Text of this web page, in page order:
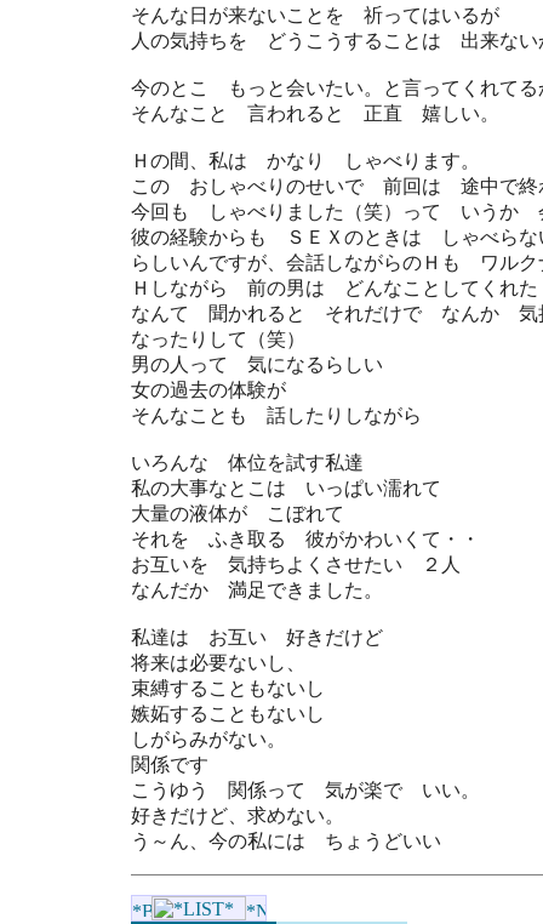
そんな日が来ないことを 祈ってはいるが
人の気持ちを どうこうすることは 出来ない
今のとこ もっと会いたい。と言ってくれてる
そんなこと 言われると 正直 嬉しい。
Ｈの間、私は かなり しゃべります。
この おしゃべりのせいで 前回は 途中で終
今回も しゃべりました（笑）って いうか
彼の経験からも ＳＥＸのときは しゃべらな
らしいんですが、会話しながらのＨも ワルク
Ｈしながら 前の男は どんなことしてくれた
なんて 聞かれると それだけで なんか 気
なったりして（笑）
男の人って 気になるらしい
女の過去の体験が
そんなことも 話したりしながら
いろんな 体位を試す私達
私の大事なとこは いっぱい濡れて
大量の液体が こぼれて
それを ふき取る 彼がかわいくて・・
お互いを 気持ちよくさせたい ２人
なんだか 満足できました。
私達は お互い 好きだけど
将来は必要ないし、
束縛することもないし
嫉妬することもないし
しがらみがない。
関係です
こうゆう 関係って 気が楽で いい。
好きだけど、求めない。
う～ん、今の私には ちょうどいい